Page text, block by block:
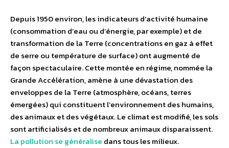
Depuis 1950 environ, les indicateurs d’activité humaine
(consommation d’eau ou d’énergie, par exemple) et de
transformation de la Terre (concentrations en gaz à effet
de serre ou température de surface) ont augmenté de
façon spectaculaire. Cette montée en régime, nommée la
Grande Accélération, amène à une dévastation des
enveloppes de la Terre (atmosphère, océans, terres
émergées) qui constituent l’environnement des humains,
des animaux et des végétaux. Le climat est modifié, les sols
sont artificialisés et de nombreux animaux disparaissent.
La pollution se généralise dans tous les milieux.